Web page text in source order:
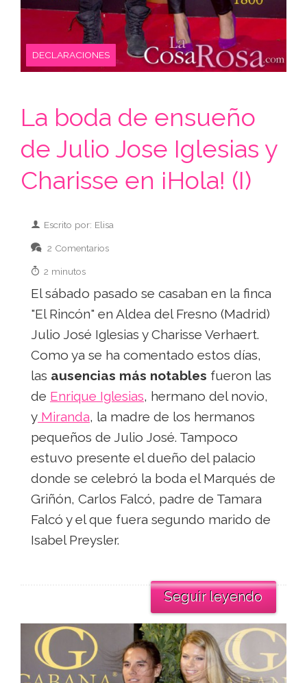
DECLARACIONES
La boda de ensueño
de Julio Jose Iglesias y
Charisse en ¡Hola! (I)
Escrito por: Elisa
2 Comentarios
2 minutos
El sábado pasado se casaban en la finca
"El Rincón" en Aldea del Fresno (Madrid)
Julio José Iglesias y Charisse Verhaert.
Como ya se ha comentado estos días,
las ausencias más notables fueron las
de Enrique Iglesias, hermano del novio,
y Miranda, la madre de los hermanos
pequeños de Julio José. Tampoco
estuvo presente el dueño del palacio
donde se celebró la boda el Marqués de
Griñón, Carlos Falcó, padre de Tamara
Falcó y el que fuera segundo marido de
Isabel Preysler.
Seguir leyendo